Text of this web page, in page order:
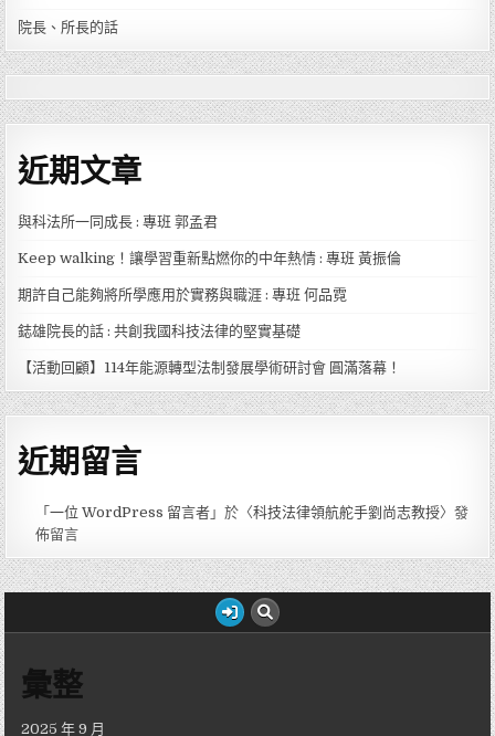
院長、所長的話
近期文章
與科法所一同成長 : 專班 郭孟君
Keep walking！讓學習重新點燃你的中年熱情 : 專班 黃振倫
期許自己能夠將所學應用於實務與職涯 : 專班 何品霓
鋕雄院長的話 : 共創我國科技法律的堅實基礎
【活動回顧】114年能源轉型法制發展學術研討會 圓滿落幕！
近期留言
「一位 WordPress 留言者 」於〈科技法律領航舵手劉尚志教授〉發
佈留言
彙整
2025 年 9 月